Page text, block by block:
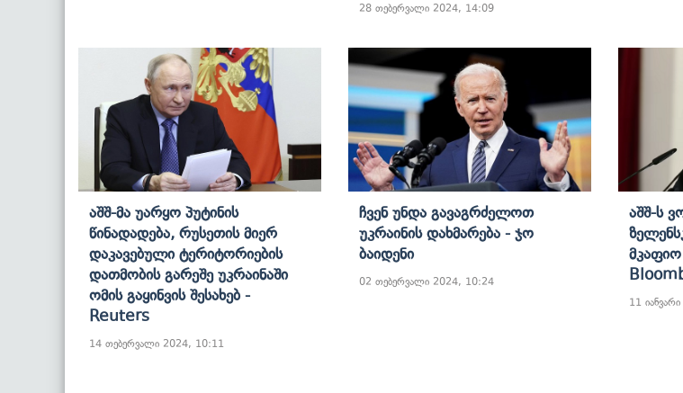
28 თებერვალი 2024, 14:09
Აშშ-Მა Უარყო Პუტინის
Წინადადება, Რუსეთის Მიერ
Დაკავებული Ტერიტორიების
Დათმობის Გარეშე Უკრაინაში
Ომის Გაყინვის Შესახებ -
Reuters
14 თებერვალი 2024, 10:11
Ჩვენ Უნდა Გავაგრძელოთ
Უკრაინის Დახმარება - Ჯო
Ბაიდენი
02 თებერვალი 2024, 10:24
Აშშ-Ს
11